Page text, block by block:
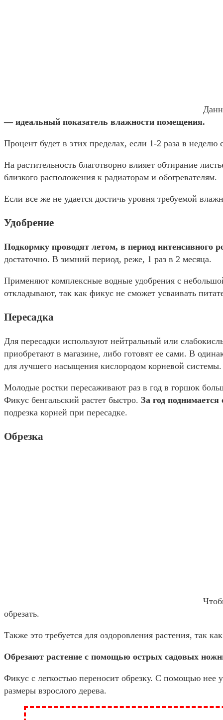
— идеальный показатель влажности помещения.
Процент будет в этих пределах, если 1-2 раза в
На растительность благотворно влияет обтирание
близкого расположения к радиаторам и обогревателям.
Если все же не удается достичь уровня требуемой
Удобрение
Подкормку проводят летом, в период интенсивного
достаточно. В зимний период, реже, 1 раз в 2 месяца.
Применяют комплексные водные удобрения с
откладывают, так как фикус не сможет усваивать
Пересадка
Для пересадки используют нейтральный или
приобретают в магазине, либо готовят ее сами. В
для лучшего насыщения кислородом корневой системы.
Молодые ростки пересаживают раз в год в горшок
Фикус бенгальский растет быстро. За год
подрезка корней при пересадке.
Обрезка
обрезать.
Также это требуется для оздоровления растения, так
Обрезают растение с помощью острых садовых
Фикус с легкостью переносит обрезку. С помощью нее
размеры взрослого дерева.